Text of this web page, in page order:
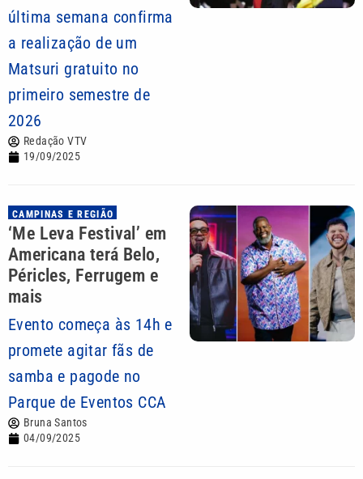
última semana confirma
a realização de um
Matsuri gratuito no
primeiro semestre de
2026
Redação VTV
19/09/2025
CAMPINAS E REGIÃO
‘Me Leva Festival’ em
Americana terá Belo,
Péricles, Ferrugem e
mais
Evento começa às 14h e
promete agitar fãs de
samba e pagode no
Parque de Eventos CCA
Bruna Santos
04/09/2025